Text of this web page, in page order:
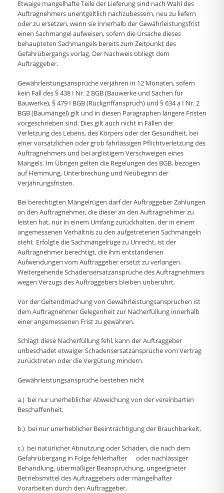
Etwaige mangelhafte Teile der Lieferung sind nach Wahl des
Auftragnehmers unentgeltlich nachzubessern, neu zu liefern
oder zu ersetzen, wenn sie innerhalb der Gewährleistungsfrist
einen Sachmangel aufweisen, sofern die Ursache dieses
behaupteten Sachmangels bereits zum Zeitpunkt des
Gefahrübergangs vorlag. Der Nachweis obliegt dem
Auftraggeber.
Gewährleistungsansprüche verjähren in 12 Monaten, sofern
kein Fall des § 438 I Nr. 2 BGB (Bauwerke und Sachen für
Bauwerke), § 479 I BGB (Rückgriffanspruch) und § 634 a I Nr. 2
BGB (Baumängel) gilt und in diesen Paragraphen längere Fristen
vorgeschrieben sind. Dies gilt auch nicht in Fällen der
Verletzung des Lebens, des Körpers oder der Gesundheit, bei
einer vorsätzlichen oder grob fahrlässigen Pflichtverletzung des
Auftragnehmers und bei arglistigem Verschweigen eines
Mangels. Im Übrigen gelten die Regelungen des BGB, bezogen
auf Hemmung, Unterbrechung und Neubeginn der
Verjährungsfristen.
Bei berechtigten Mängelrügen darf der Auftraggeber Zahlungen
an den Auftragnehmer, die dieser an den Auftragnehmer zu
leisten hat, nur in einem Umfang zurückhalten, der in einem
angemessenen Verhältnis zu den aufgetretenen Sachmängeln
steht. Erfolgte die Sachmängelrüge zu Unrecht, ist der
Auftragnehmer berechtigt, die ihm entstandenen
Aufwendungen vom Auftraggeber ersetzt zu verlangen.
Weitergehende Schadensersatzansprüche des Auftragnehmers
wegen Verzugs des Auftraggebers bleiben unberührt.
Vor der Geltendmachung von Gewährleistungsansprüchen ist
dem Auftragnehmer Gelegenheit zur Nacherfüllung innerhalb
einer angemessenen Frist zu gewähren.
Schlägt diese Nacherfüllung fehl, kann der Auftraggeber
unbeschadet etwaiger Schadensersatzansprüche vom Vertrag
zurücktreten oder die Vergütung mindern.
Gewährleistungsansprüche bestehen nicht
a.) bei nur unerheblicher Abweichung von der vereinbarten
Beschaffenheit,
b.) bei nur unerheblicher Beeinträchtigung der Brauchbarkeit,
c.) bei natürlicher Abnutzung oder Schäden, die nach dem
Gefahrübergang in Folge fehlerhafter oder nachlässiger
Behandlung, übermäßiger Beanspruchung, ungeeigneter
Betriebsmittel des Auftraggebers oder mangelhafter
Vorarbeiten durch den Auftraggeber,